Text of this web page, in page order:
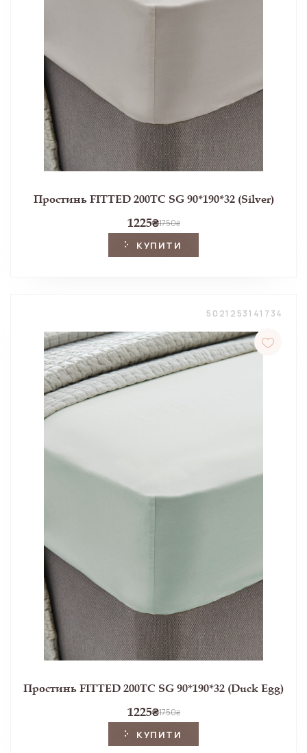
Простинь FITTED 200TC SG 90*190*32 (Silver)
1225₴1750₴
КУПИТИ
5021253141734
Простинь FITTED 200TC SG 90*190*32 (Duck Egg)
1225₴1750₴
КУПИТИ